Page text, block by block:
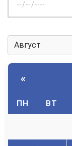
дату:
«
ПН ВТ